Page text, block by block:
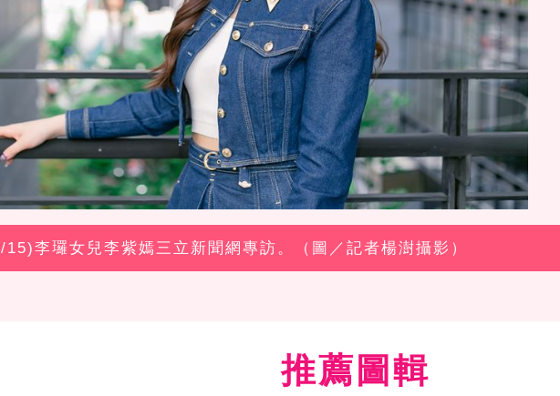
/15)李㼈女兒李紫嫣三立新聞網專訪。（圖／記者楊澍攝影）
推薦圖輯